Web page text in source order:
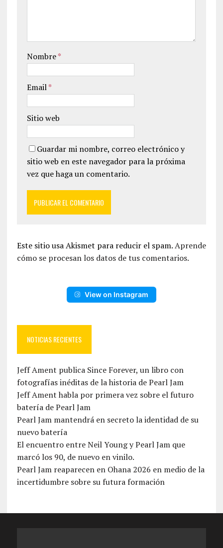
Nombre*
Email*
Sitio web
Guardar mi nombre, correo electrónico y
sitio web en este navegador para la próxima
vez que haga un comentario.
Este sitio usa Akismet para reducir el spam.Aprende
cómo se procesan los datos de tus comentarios.
View on Instagram
NOTICIAS RECIENTES
Jeff Ament publica Since Forever, un libro con
fotografías inéditas de la historia de Pearl Jam
Jeff Ament habla por primera vez sobre el futuro
batería de Pearl Jam
Pearl Jam mantendrá en secreto la identidad de su
nuevo batería
El encuentro entre Neil Young y Pearl Jam que
marcó los 90, de nuevo en vinilo.
Pearl Jam reaparecen en Ohana 2026 en medio de la
incertidumbre sobre su futura formación